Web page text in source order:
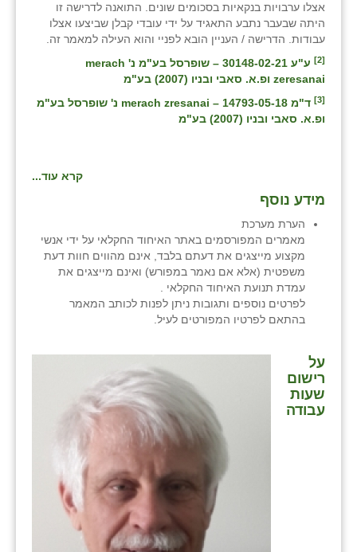
אצלו ערבויות בנקאיות בסכומים שונים. התואנה לדרישה זו
היתה שבעבר נתבע התאגיד על ידי עובדי קבלן שביצעו אצלו
עבודות. הדרישה / העניין הובא לפניי והוא העילה למאמר זה.
[2]
ע"ע 30148-02-21 – שופרסל בע"מ נ' merach
zeresanai ופ.א. סאבי ובניו (2007) בע"מ
[3]
ד"מ 14793-05-18 – merach zresanai נ' שופרסל בע"מ
ופ.א. סאבי ובניו (2007) בע"מ
קרא עוד...
מידע נוסף
הערת מערכת
מאמרים המפורסמים באתר האיחוד החקלאי על ידי אנשי
מקצוע מייצגים את דעתם בלבד, אינם מהווים חוות דעת
משפטית (אלא אם נאמר במפורש) ואינם מייצגים את
עמדת תנועת האיחוד החקלאי .
לפרטים נוספים ותגובות ניתן לפנות לכותב המאמר
בהתאם לפרטיו המפורטים לעיל.
על
רישום
שעות
עבודה